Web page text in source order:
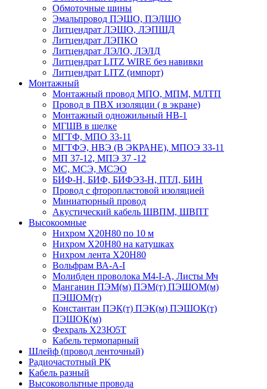
Обмоточные шины
Эмальпровод ПЭШО, ПЭЛШО
Литцендрат ЛЭШО, ЛЭПШД
Литцендрат ЛЭПКО
Литцендрат ЛЭЛО, ЛЭЛД
Литцендрат LITZ WIRE без навивки
Литцендрат LITZ (импорт)
Монтажный
Монтажный провод МПО, МПМ, МЛТП
Провод в ПВХ изоляции ( в экране)
Монтажный одножильный HB-1
МГШВ в шелке
МГТФ, МПО 33-11
МГТФЭ, НВЭ (В ЭКРАНЕ), МПОЭ 33-11
МП 37-12, МПЭ 37 -12
МС, МСЭ, МСЭО
БИФ-Н, БИФ, БИФЭЗ-Н, ПТЛ, БИН
Провод с фторопластовой изоляцией
Миниатюрный провод
Акустический кабель ШВПМ, ШВПТ
Высокоомные
Нихром Х20Н80 по 10 м
Нихром Х20Н80 на катушках
Нихром лента Х20Н80
Вольфрам ВА-А-I
Молибден проволока М4-I-А, Листы Мч
Манганин ПЭМ(м) ПЭМ(т) ПЭШОМ(м)
ПЭШОМ(т)
Константан ПЭК(т) ПЭК(м) ПЭШОК(т)
ПЭШОК(м)
Фехраль Х23Ю5Т
Кабель термопарный
Шлейф (провод ленточный)
Радиочастотный РК
Кабель разный
Высоковольтные провода